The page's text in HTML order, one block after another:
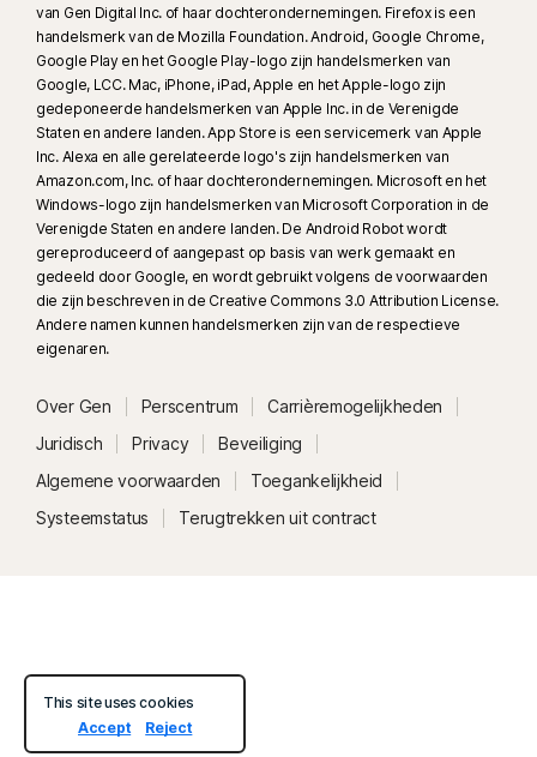
van Gen Digital Inc. of haar dochterondernemingen. Firefox is een
handelsmerk van de Mozilla Foundation. Android, Google Chrome,
Google Play en het Google Play-logo zijn handelsmerken van
Google, LCC. Mac, iPhone, iPad, Apple en het Apple-logo zijn
gedeponeerde handelsmerken van Apple Inc. in de Verenigde
Staten en andere landen. App Store is een servicemerk van Apple
Inc. Alexa en alle gerelateerde logo's zijn handelsmerken van
Amazon.com, Inc. of haar dochterondernemingen. Microsoft en het
Windows-logo zijn handelsmerken van Microsoft Corporation in de
Verenigde Staten en andere landen. De Android Robot wordt
gereproduceerd of aangepast op basis van werk gemaakt en
gedeeld door Google, en wordt gebruikt volgens de voorwaarden
die zijn beschreven in de Creative Commons 3.0 Attribution License.
Andere namen kunnen handelsmerken zijn van de respectieve
eigenaren.
Over Gen Perscentrum
Carrièremogelijkheden
Juridisch
Privacy
Beveiliging
Algemene voorwaarden
Toegankelijkheid
Systeemstatus
Terugtrekken uit contract
This site uses cookies
Accept
Reject